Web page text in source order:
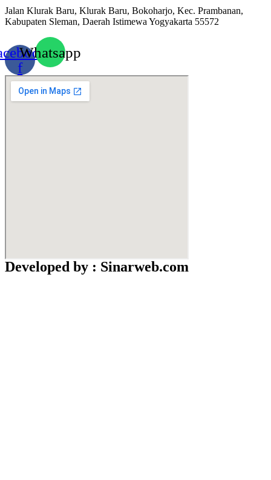
Jalan Klurak Baru, Klurak Baru, Bokoharjo, Kec. Prambanan,
Kabupaten Sleman, Daerah Istimewa Yogyakarta 55572
f
Whatsapp
Developed by : Sinarweb.com